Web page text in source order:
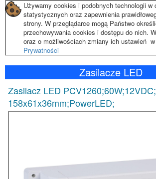
Używamy cookies i podobnych technologii w
statystycznych oraz zapewnienia
strony. W przeglądarce mogą Państwo
przechowywania cookies i dostępu do nich.
oraz o możliwościach zmiany ich ustawień w
Prywatności
Zasilacze LED
Zasilacz LED
158x61x36mm;PowerLED;